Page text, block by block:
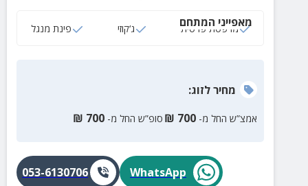
מאפייני המתחם
מרפסת פרטית ג‘קוזי פינת מנגל
מחירלזוג:
אמצ”ש החל מ- 700
₪ סופ”ש החל מ- 700
₪
WhatsApp
053-6130706